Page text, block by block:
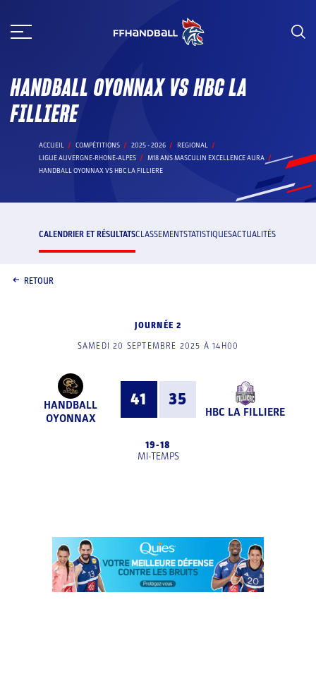
au
HANDBALL OYONNAX VS HBC LA
FILLIERE
ACCUEIL COMPÉTITIONS 2025 - 2026
REGIONAL
LIGUE AUVERGNE-RHONE-ALPES
M18 ANS MASCULIN EXCELLENCE AURA
HANDBALL OYONNAX VS HBC LA FILLIERE
CALENDRIER ET RÉSULTATSCLASSEMENTSTATISTIQUESACTUALITÉS
RETOUR
JOURNÉE 2
SAMEDI 20 SEPTEMBRE 2025 À 14H00
HANDBALL
OYONNAX
41 35
HBC LA FILLIERE
19-18
MI-TEMPS